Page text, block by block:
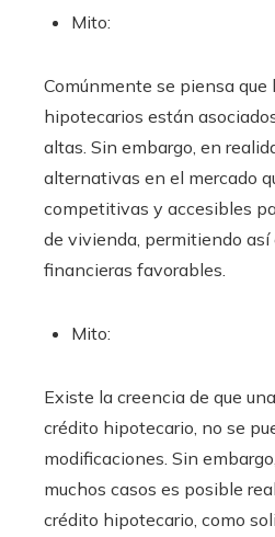
Mito:
Comúnmente se piensa que
hipotecarios están
altas. Sin embargo, en
alternativas en el mercado
competitivas y accesibles
de vivienda, permitiendo
financieras favorables.
Mito:
Existe la creencia de que
crédito hipotecario, no se
modificaciones. Sin
muchos casos es posible
crédito hipotecario, como